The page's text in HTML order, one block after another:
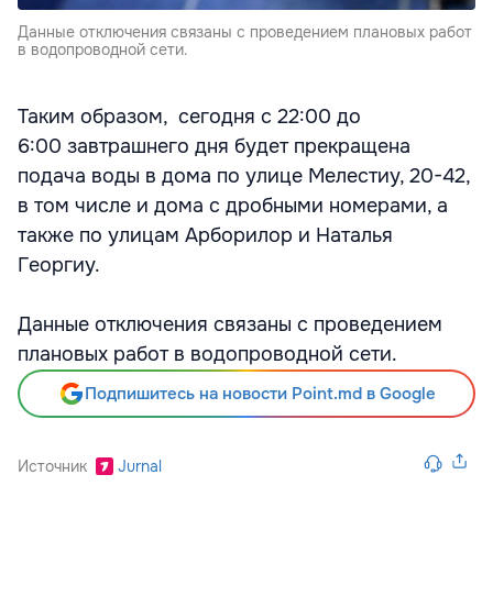
Данные отключения связаны с проведением плановых работ
в водопроводной сети.
Таким образом, сегодня с 22:00 до
6:00 завтрашнего дня будет прекращена
подача воды в дома по улице Мелестиу, 20-42,
в том числе и дома с дробными номерами, а
также по улицам Арборилор и Наталья
Георгиу.
Данные отключения связаны с проведением
плановых работ в водопроводной сети.
Подпишитесь на новости Point.md в Google
Источник Jurnal